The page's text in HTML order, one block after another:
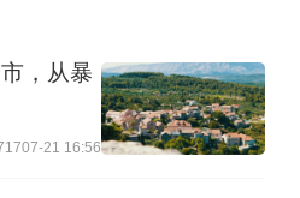
家的贸易保护主义
响，中东航线的干散
，从暴
07-21 16:56